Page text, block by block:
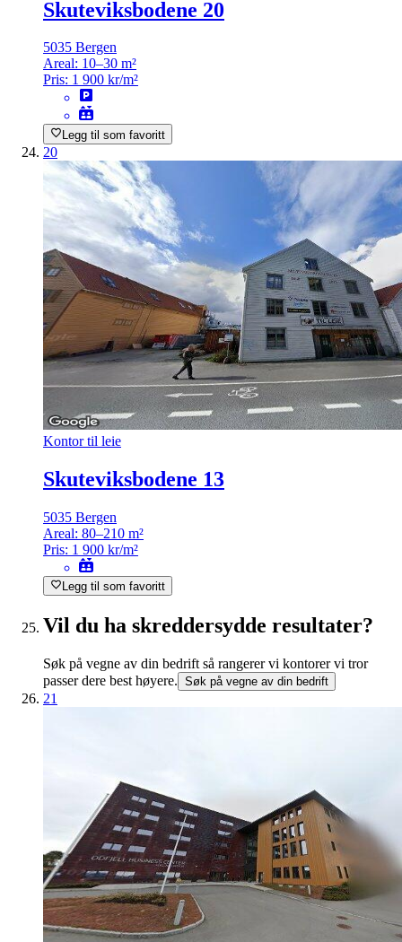
Skuteviksbodene 20
5035 Bergen
Areal: 10–30 m²
Pris: 1 900 kr/m²
Legg til som favoritt
20
Kontor til leie
Skuteviksbodene 13
5035 Bergen
Areal: 80–210 m²
Pris: 1 900 kr/m²
Legg til som favoritt
Vil du ha skreddersydde resultater?
Søk på vegne av din bedrift så rangerer vi kontorer vi tror
passer dere best høyere. Søk på vegne av din bedrift
21